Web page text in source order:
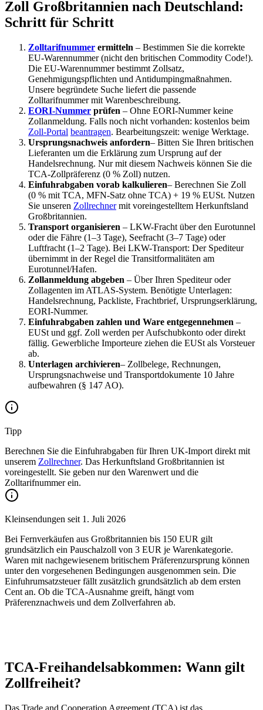
Zoll Großbritannien nach Deutschland:
Schritt für Schritt
Zolltarifnummer ermitteln – Bestimmen Sie die korrekte
EU-Warennummer (nicht den britischen Commodity Code!).
Die EU-Warennummer bestimmt Zollsatz,
Genehmigungspflichten und Antidumpingmaßnahmen.
Unsere begründete Suche liefert die passende
Zolltarifnummer mit Warenbeschreibung.
EORI-Nummer prüfen – Ohne EORI-Nummer keine
Zollanmeldung. Falls noch nicht vorhanden: kostenlos beim
Zoll-Portal beantragen. Bearbeitungszeit: wenige Werktage.
Ursprungsnachweis anfordern– Bitten Sie Ihren britischen
Lieferanten um die Erklärung zum Ursprung auf der
Handelsrechnung. Nur mit diesem Nachweis können Sie die
TCA-Zollpräferenz (0 % Zoll) nutzen.
Einfuhrabgaben vorab kalkulieren– Berechnen Sie Zoll
(0 % mit TCA, MFN-Satz ohne TCA) + 19 % EUSt. Nutzen
Sie unseren Zollrechnermit voreingestelltem Herkunftsland
Großbritannien.
Transport organisieren – LKW-Fracht über den Eurotunnel
oder die Fähre (1–3 Tage), Seefracht (3–7 Tage) oder
Luftfracht (1–2 Tage). Bei LKW-Transport: Der Spediteur
übernimmt in der Regel die Transitformalitäten am
Eurotunnel/Hafen.
Zollanmeldung abgeben – Über Ihren Spediteur oder
Zollagenten im ATLAS-System. Benötigte Unterlagen:
Handelsrechnung, Packliste, Frachtbrief, Ursprungserklärung,
EORI-Nummer.
Einfuhrabgaben zahlen und Ware entgegennehmen –
EUSt und ggf. Zoll werden per Aufschubkonto oder direkt
fällig. Gewerbliche Importeure ziehen die EUSt als Vorsteuer
ab.
Unterlagen archivieren– Zollbelege, Rechnungen,
Ursprungsnachweise und Transportdokumente 10 Jahre
aufbewahren (§ 147 AO).
Tipp
Berechnen Sie die Einfuhrabgaben für Ihren UK-Import direkt mit
unserem Zollrechner. Das Herkunftsland Großbritannien ist
voreingestellt. Sie geben nur den Warenwert und die
Zolltarifnummer ein.
Kleinsendungen seit 1. Juli 2026
Bei Fernverkäufen aus Großbritannien bis 150 EUR gilt
grundsätzlich ein Pauschalzoll von 3 EUR je Warenkategorie.
Waren mit nachgewiesenem britischem Präferenzursprung können
unter den vorgesehenen Bedingungen ausgenommen sein. Die
Einfuhrumsatzsteuer fällt zusätzlich grundsätzlich ab dem ersten
Cent an. Ob die TCA-Ausnahme greift, hängt vom
Präferenznachweis und dem Zollverfahren ab.
TCA-Freihandelsabkommen: Wann gilt
Zollfreiheit?
Das Trade and Cooperation Agreement (TCA) ist das